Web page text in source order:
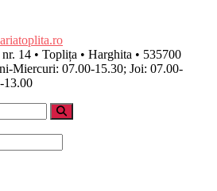
14 • Toplița • Harghita • 535700
Miercuri: 07.00-15.30; Joi: 07.00-
13.00